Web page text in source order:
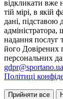
відкликати вже
тій мірі, в якій
дані, підставою
адміністратора,
надання послуг
його Довірених
персональних
gdpr@sportano.ua
Політиці
Прийняти все